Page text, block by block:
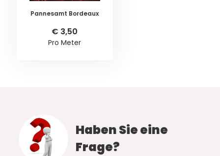
Pannesamt Bordeaux
€ 3,50
Pro Meter
Haben Sie eine
Frage?